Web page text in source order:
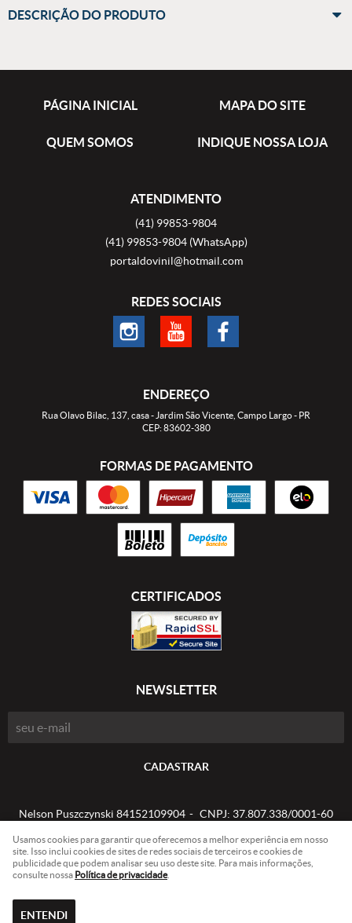
DESCRIÇÃO DO PRODUTO
PÁGINA INICIAL MAPA DO SITE
QUEM SOMOS INDIQUE NOSSA LOJA
ATENDIMENTO
(41) 99853-9804
(41)99853-9804 (WhatsApp)
portaldovinil@hotmail.com
REDES SOCIAIS
ENDEREÇO
Rua Olavo Bilac, 137, casa- Jardim São Vicente, Campo Largo- PR
CEP: 83602-380
FORMAS DE PAGAMENTO
CERTIFICADOS
NEWSLETTER
CADASTRAR
Nelson Puszczynski 84152109904 CNPJ: 37.807.338/0001-60
LOJA VIRTUAL CRIADA POR
Usamos cookies para garantir que oferecemos a melhor experiência em nosso
site. Isso inclui cookies de sites de redes sociais de terceiros e cookies de
publicidade que podem analisar seu uso deste site. Para mais informações,
consulte nossa Política de privacidade.
ENTENDI